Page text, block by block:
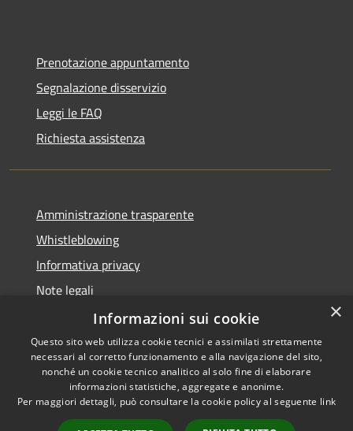
Prenotazione appuntamento
Segnalazione disservizio
Leggi le FAQ
Richiesta assistenza
Amministrazione trasparente
Whistleblowing
Informativa privacy
Note legali
Dichiarazione di accessibilità
RSS
Accessibilità
Copyright © 2026 • Comune di
×
Informazioni sui cookie
Questo sito web utilizza cookie tecnici e assimilati strettamente
necessari al corretto funzionamento e alla navigazione del sito,
nonché un cookie tecnico analitico al solo fine di elaborare
informazioni statistiche, aggregate e anonime.
Per maggiori dettagli, può consultare la cookie policy al seguente link